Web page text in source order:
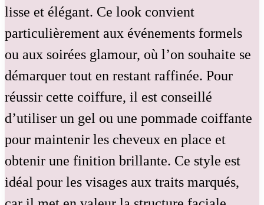
lisse et élégant. Ce look convient
particulièrement aux événements formels
ou aux soirées glamour, où l’on souhaite se
démarquer tout en restant raffinée. Pour
réussir cette coiffure, il est conseillé
d’utiliser un gel ou une pommade coiffante
pour maintenir les cheveux en place et
obtenir une finition brillante. Ce style est
idéal pour les visages aux traits marqués,